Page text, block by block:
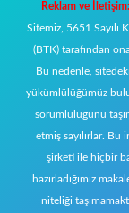
Reklam ve İletişim:
Sitemiz, 5651 Sayılı
(BTK) tarafından
Bu nedenle,
yükümlülüğümüz
sorumluluğunu
etmiş sayılırlar. Bu
şirketi ile hiçbir
hazırladığımız
niteliği